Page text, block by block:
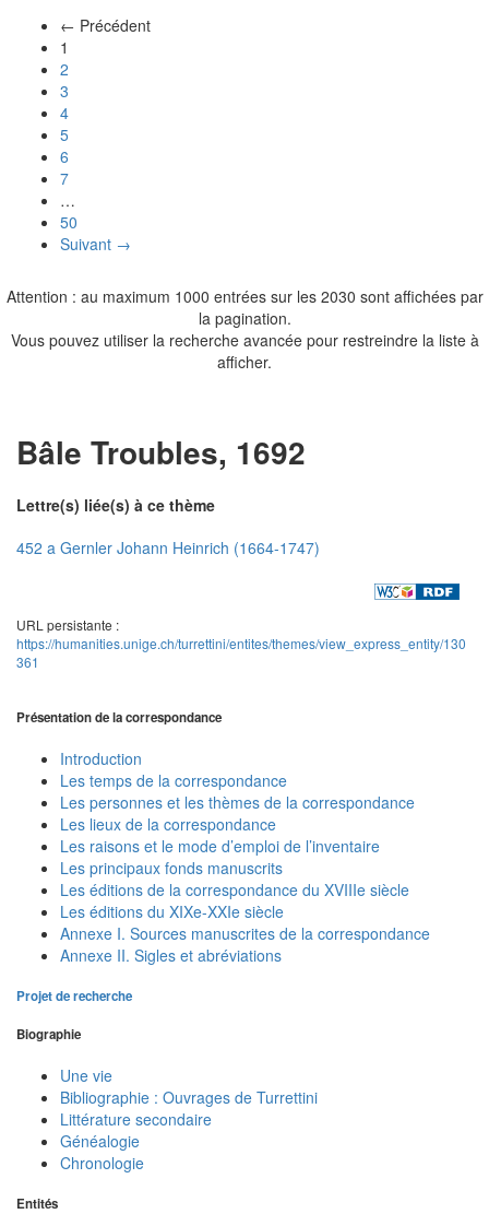
← Précédent
1
2
3
4
5
6
7
…
50
Suivant →
Attention : au maximum 1000 entrées sur les 2030 sont affichées par
la pagination.
Vous pouvez utiliser la recherche avancée pour restreindre la liste à
afficher.
Bâle Troubles, 1692
Lettre(s) liée(s) à ce thème
452 a Gernler Johann Heinrich (1664-1747)
URL persistante :
https://humanities.unige.ch/turrettini/entites/themes/view_express_entity/130
361
Présentation de la correspondance
Introduction
Les temps de la correspondance
Les personnes et les thèmes de la correspondance
Les lieux de la correspondance
Les raisons et le mode d’emploi de l’inventaire
Les principaux fonds manuscrits
Les éditions de la correspondance du XVIIIe siècle
Les éditions du XIXe-XXIe siècle
Annexe I. Sources manuscrites de la correspondance
Annexe II. Sigles et abréviations
Projet de recherche
Biographie
Une vie
Bibliographie : Ouvrages de Turrettini
Littérature secondaire
Généalogie
Chronologie
Entités